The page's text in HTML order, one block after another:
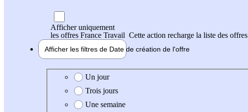
Afficher uniquement
les offres France Travail Cette action recharge la liste des offres
Afficher les filtres de Date de création de l'offre
Date de création de l'offre
Un jour
Trois jours
Une semaine